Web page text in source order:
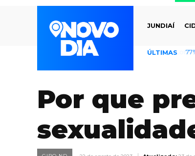
JUNDIAÍ
ÚLTIMAS
Por que